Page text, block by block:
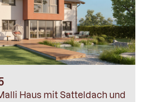
Haus mit Satteldach und